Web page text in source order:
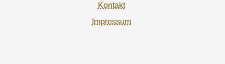
Kontakt
Impressum